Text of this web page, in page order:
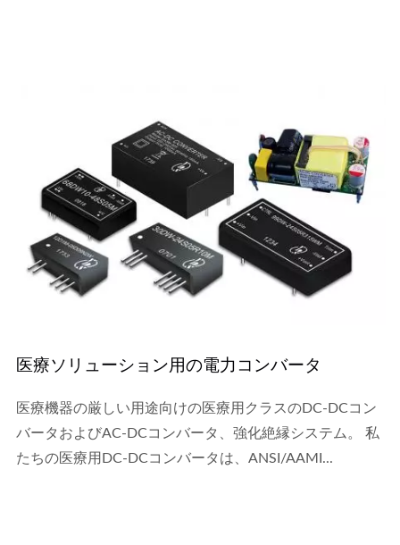
医療ソリューション用の電力コンバータ
医療機器の厳しい用途向けの医療用クラスのDC-DCコン
バータおよびAC-DCコンバータ、強化絶縁システム。 私
たちの医療用DC-DCコンバータは、ANSI/AAMI...